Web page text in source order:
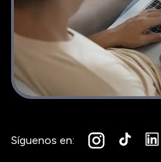
Síguenos en: